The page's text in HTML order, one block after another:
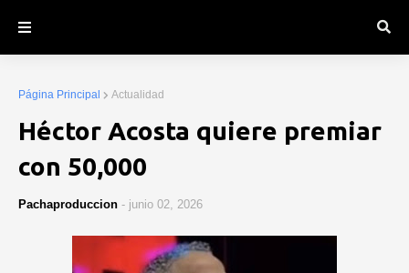
Página Principal Actualidad
Héctor Acosta quiere premiar
con 50,000
Pachaproduccion - junio 02, 2026